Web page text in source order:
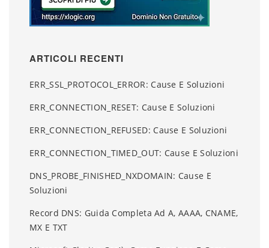
ARTICOLI RECENTI
ERR_SSL_PROTOCOL_ERROR: Cause E Soluzioni
ERR_CONNECTION_RESET: Cause E Soluzioni
ERR_CONNECTION_REFUSED: Cause E Soluzioni
ERR_CONNECTION_TIMED_OUT: Cause E Soluzioni
DNS_PROBE_FINISHED_NXDOMAIN: Cause E
Soluzioni
Record DNS: Guida Completa Ad A, AAAA, CNAME,
MX E TXT